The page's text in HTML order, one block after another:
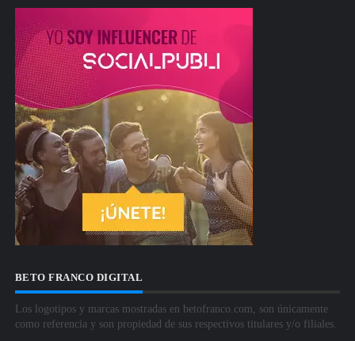
BETO FRANCO DIGITAL
Los logotipos y marcas mostradas en betofranco.com, son únicamente
como referencia y son propiedad de sus respectivos titulares y/o filiales.